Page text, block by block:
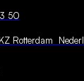
50
Rotterdam